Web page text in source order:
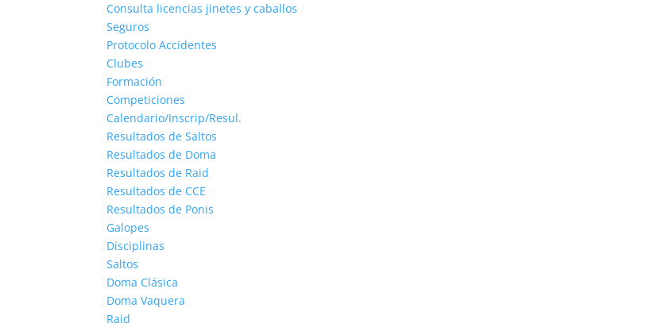
Consulta licencias jinetes y caballos
Seguros
Protocolo Accidentes
Clubes
Formación
Competiciones
Calendario/Inscrip/Resul.
Resultados de Saltos
Resultados de Doma
Resultados de Raid
Resultados de CCE
Resultados de Ponis
Galopes
Disciplinas
Saltos
Doma Clásica
Doma Vaquera
Raid